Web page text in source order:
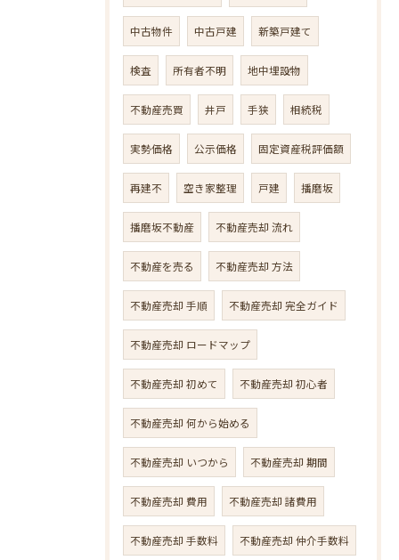
中古物件 中古戸建 新築戸建て
検査 所有者不明 地中埋設物
不動産売買 井戸 手狭 相続税
実勢価格 公示価格 固定資産税評価額
再建不 空き家整理 戸建 播磨坂
播磨坂不動産 不動産売却 流れ
不動産を売る 不動産売却 方法
不動産売却 手順 不動産売却 完全ガイド
不動産売却 ロードマップ
不動産売却 初めて 不動産売却 初心者
不動産売却 何から始める
不動産売却 いつから 不動産売却 期間
不動産売却 費用 不動産売却 諸費用
不動産売却 手数料 不動産売却 仲介手数料